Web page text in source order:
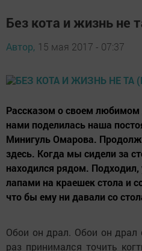
Без кота и жизнь не
Автор, 15 мая 2017 - 07:37
Рассказом о своем
нами поделилась наша
Минигуль Омарова.
здесь. Когда мы сидели за
находился рядом. Подходил,
лапами на краешек стола и
что бы ему ни давали со
Обои он драл. Обои он драл
раз принимался точить